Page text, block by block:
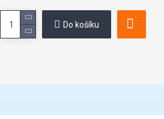
Do košíku